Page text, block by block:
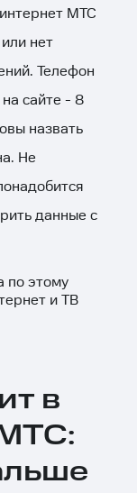
МТС
нет
Телефон
сайте - 8
назвать
Не
данные с
по этому
и ТВ
в